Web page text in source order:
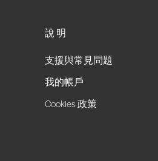
說明
支援與常見問題
我的帳戶
Cookies 政策